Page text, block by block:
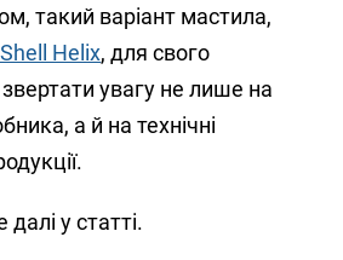
такий варіант мастила,
Helix, для свого
увагу не лише на
а й на технічні
у статті.